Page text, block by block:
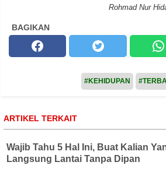
Rohmad Nur
BAGIKAN
#KEHIDUPAN
ARTIKEL TERKAIT
Wajib Tahu 5 Hal Ini, Buat Kalian
Langsung Lantai Tanpa Dipan